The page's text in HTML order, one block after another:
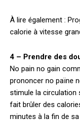
À lire également :
calorie à vitesse
4 – Prendre des
No pain no gain
prononcer no païne
stimule la circulation
fait brûler des
minutes à la fin de